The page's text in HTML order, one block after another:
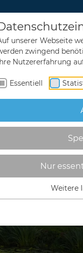
unserer Webseite
zwingend
Nutzererfahrung
Essentiell
Nur
Weitere